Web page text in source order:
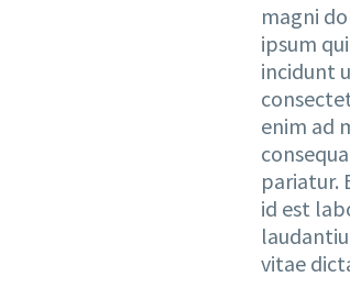
magni
ipsum
incidunt
enim ad
pariatur.
id est
vitae